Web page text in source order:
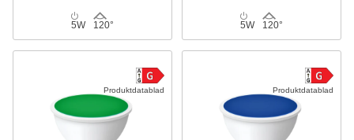
5W 120° 5W 120°
Produktdatablad Produktdatablad